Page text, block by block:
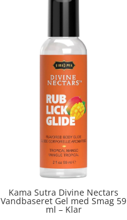
Kama Sutra Divine Nectars
Vandbaseret Gel med Smag 59
ml – Klar